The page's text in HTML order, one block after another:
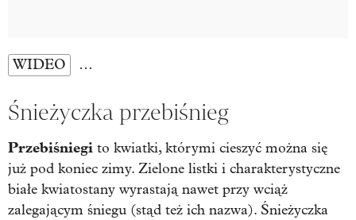
WIDEO …
Śnieżyczka przebiśnieg
Przebiśniegi to kwiatki, którymi cieszyć można się
już pod koniec zimy. Zielone listki i charakterystyczne
białe kwiatostany wyrastają nawet przy wciąż
zalegającym śniegu (stąd też ich nazwa). Śnieżyczka